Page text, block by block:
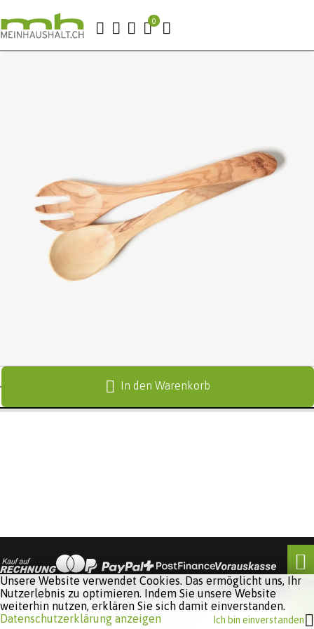
In den Warenkorb
Software:
Unsere Website verwendet Cookies. Das ermöglicht uns, Ihr
Nutzerlebnis zu optimieren. Indem Sie unsere Website
weiterhin nutzen, erklären Sie sich damit einverstanden.
Datenschutzerklärung anzeigen
Ich bin einverstanden